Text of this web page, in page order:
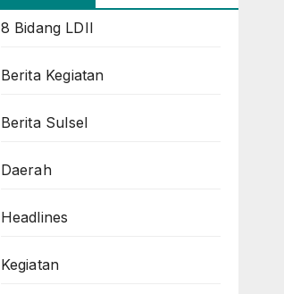
8 Bidang LDII
Berita Kegiatan
Berita Sulsel
Daerah
Headlines
Kegiatan